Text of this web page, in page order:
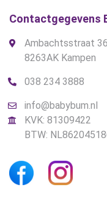
Contactgegevens
Ambachtsstraat
8263AK Kampen
038 234 3888
info@babybum.nl
KVK: 81309422
BTW: